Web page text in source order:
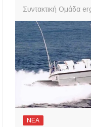
Συντακτική Ομάδα
ΝΕΑ